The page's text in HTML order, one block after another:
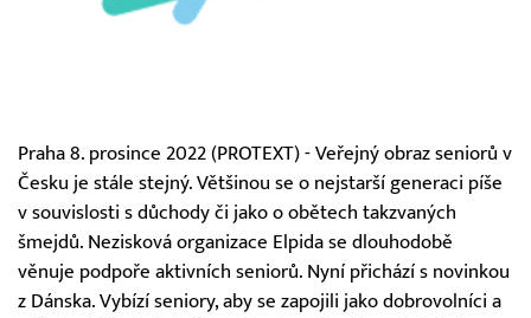
Praha 8. prosince 2022 (PROTEXT) - Veřejný obraz seniorů v
Česku je stále stejný. Většinou se o nejstarší generaci píše
v souvislosti s důchody či jako o obětech takzvaných
šmejdů. Nezisková organizace Elpida se dlouhodobě
věnuje podpoře aktivních seniorů. Nyní přichází s novinkou
z Dánska. Vybízí seniory, aby se zapojili jako dobrovolníci a